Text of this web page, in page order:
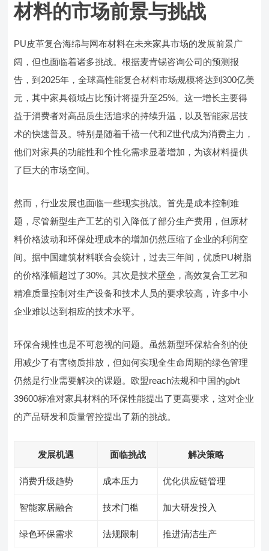
材料的市场前景与挑战
PU皮革复合海绵与网布材料在未来家具市场的发展前景广
阔，但也面临着诸多挑战。根据麦肯锡咨询公司的预测报
告，到2025年，全球高性能复合材料市场规模将达到300亿美
元，其中家具领域占比预计将提升至25%。这一增长主要得
益于消费者对高品质生活追求的持续升温，以及智能家居技
术的快速普及。特别是随着千禧一代和Z世代成为消费主力，
他们对家具的功能性和个性化需求显著增加，为该材料提供
了巨大的市场空间。
然而，行业发展也面临一些现实挑战。首先是成本控制难
题，尽管新型生产工艺的引入降低了部分生产费用，但原材
料价格波动和环保处理成本的增加仍然压缩了企业的利润空
间。据中国建筑材料联合会统计，过去三年间，优质PU树脂
的价格涨幅超过了30%。其次是技术壁垒，高效复合工艺和
精准质量控制对生产设备和技术人员的要求较高，许多中小
企业难以达到相应的技术水平。
环保合规性也是不可忽视的问题。虽然新型环保粘合剂的使
用减少了有害物质排放，但如何实现全生命周期的绿色管理
仍然是行业需要解决的课题。欧盟reach法规和中国的gb/t
39600标准对家具材料的环保性能提出了更高要求，这对企业
的产品研发和质量管控提出了新的挑战。
发展机遇 面临挑战 解决策略
消费升级趋势 成本压力 优化供应链管理
智能家居融合 技术门槛 加大研发投入
绿色环保需求 法规限制 推进清洁生产